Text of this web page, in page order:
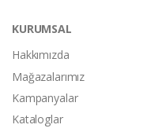
KURUMSAL
Hakkımızda
Mağazalarımız
Kampanyalar
Kataloglar